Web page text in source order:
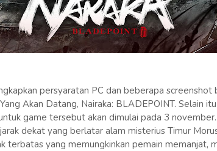
persyaratan PC dan beberapa screenshot
Akan Datang, Nairaka: BLADEPOINT. Selain
game tersebut akan dimulai pada 3
dekat yang berlatar alam misterius Timur
terbatas yang memungkinkan pemain memanjat,